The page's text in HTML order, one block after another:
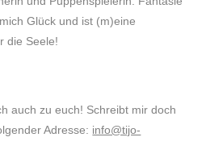
Glück und ist (m)eine
die Seele!
auch zu euch! Schreibt mir doch
Adresse: info@tijo-